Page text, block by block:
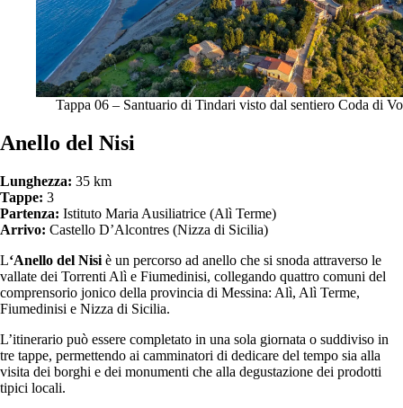
Tappa 06 – Santuario di Tindari visto dal sentiero Coda di
Anello del Nisi
Lunghezza: 35 km
Tappe: 3
Partenza: Istituto Maria Ausiliatrice (Alì Terme)
Arrivo: Castello D’Alcontres (Nizza di Sicilia)
L‘Anello del Nisi è un percorso ad anello che si snoda attraverso le
vallate dei Torrenti Alì e Fiumedinisi, collegando quattro comuni del
comprensorio jonico della provincia di Messina: Alì, Alì Terme,
Fiumedinisi e Nizza di Sicilia.
L’itinerario può essere completato in una sola giornata o suddiviso in
tre tappe, permettendo ai camminatori di dedicare del tempo sia alla
visita dei borghi e dei monumenti che alla degustazione dei prodotti
tipici locali.